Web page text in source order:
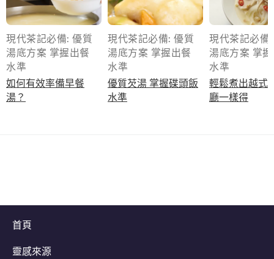
現代茶記必備: 優質
湯底方案 掌握出餐
水準
如何有效率備早餐
湯？
現代茶記必備: 優質
湯底方案 掌握出餐
水準
優質芡湯 掌握碟頭飯
水準
現代茶記必備: 優
湯底方案 掌握出餐
水準
輕鬆煮出越式湯
廳一樣得
首頁
靈感來源